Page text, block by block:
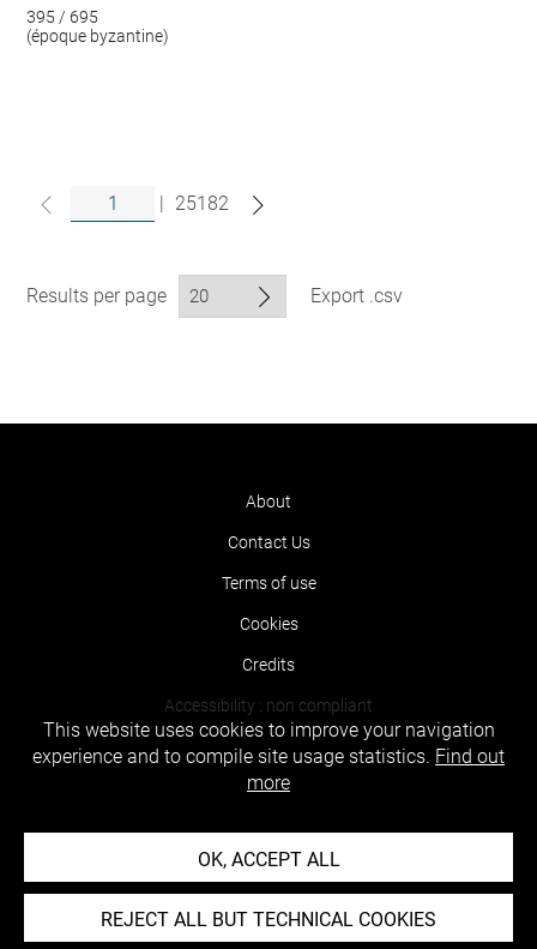
395 / 695
(époque byzantine)
| 25182
Results per page Export .csv
About
Contact Us
Terms of use
Cookies
Credits
Accessibility : non compliant
This website uses cookies to improve your navigation
experience and to compile site usage statistics. Find out
more
OK, ACCEPT ALL
REJECT ALL BUT TECHNICAL COOKIES